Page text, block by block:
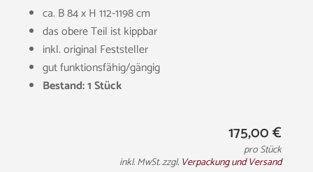
ca. B 84 x H 112-1198 cm
das obere Teil ist kippbar
inkl. original Feststeller
gut funktionsfähig/gängig
Bestand: 1 Stück
175,00€
pro Stück
inkl. MwSt. zzgl. Verpackung und Versand